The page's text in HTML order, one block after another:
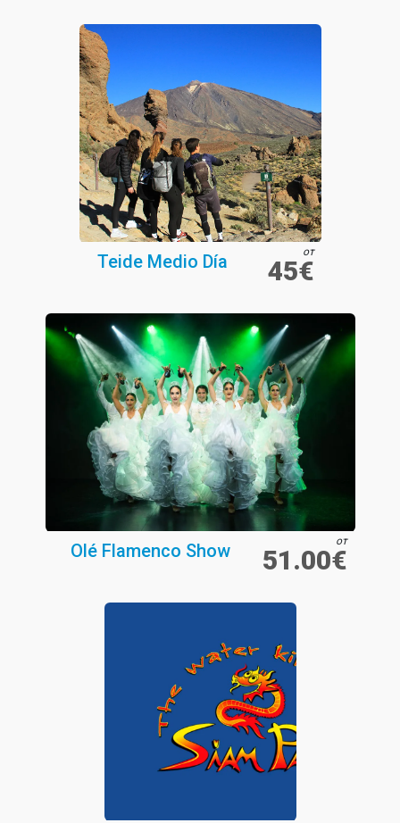
Teide Medio Día от
45€
Olé Flamenco Show от
51.00€